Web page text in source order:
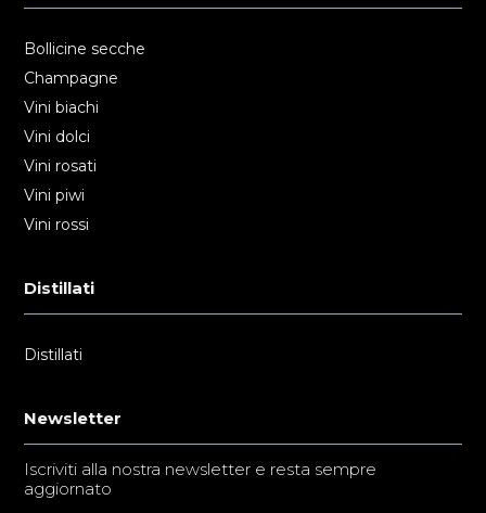
Bollicine secche
Champagne
Vini biachi
Vini dolci
Vini rosati
Vini piwi
Vini rossi
Distillati
Distillati
Newsletter
Iscriviti alla nostra newsletter e resta sempre
aggiornato